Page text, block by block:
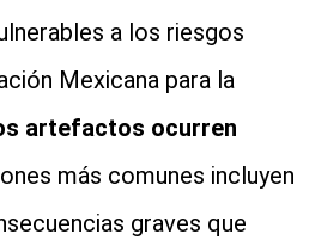
a los riesgos
Mexicana para la
artefactos ocurren
más comunes incluyen
graves que